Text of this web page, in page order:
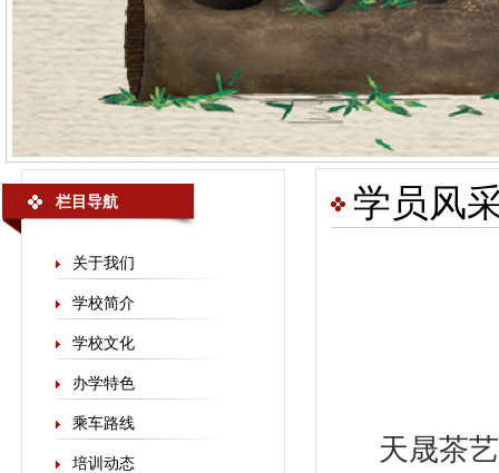
栏目导航
关于我们
学校简介
学校文化
办学特色
乘车路线
培训动态
学员风
天晟茶